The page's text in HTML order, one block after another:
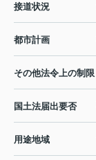
接道状況
都市計画
その他法令上の制限
国土法届出要否
用途地域